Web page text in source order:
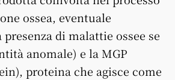
ossea, eventuale
di malattie ossee se
anomale) e la MGP
proteina che agisce come